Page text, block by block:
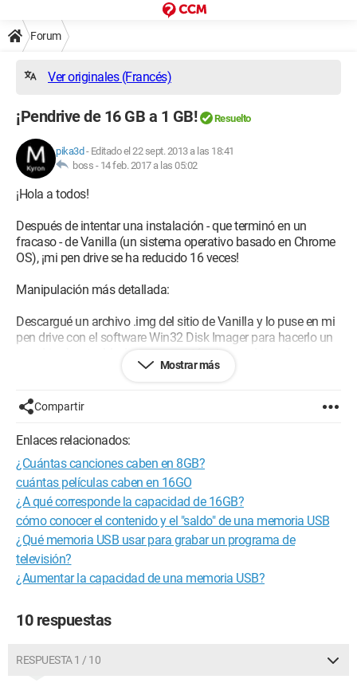
Forum
Ver originales (Francés)
¡Pendrive de 16 GB a 1 GB! Resuelto
pika3d - Editado el 22 sept. 2013 a las 18:41
boss - 14 feb. 2017 a las 05:02
¡Hola a todos!
Después de intentar una instalación - que terminó en un
fracaso - de Vanilla (un sistema operativo basado en Chrome
OS), ¡mi pen drive se ha reducido 16 veces!
Manipulación más detallada:
Descargué un archivo .img del sitio de Vanilla y lo puse en mi
pen drive con el software Win32 Disk Imager para hacerlo un
pen drive booteable. Luego conecté este pen drive a la
computadora que debía recibir Vanilla (entré en la BIOS, etc.),
tan genial de todas formas. Pero cuando vuelvo a conectar el
pen drive booteable a otra computadora, ¡desgracia!
formatear el pen drive antes de poder usarlo
Windows. Lo formateo, y constato el horror: el panel de
control indica que el tamaño del pen drive es de 0,99 Go.
¿Pero qué es este lío?! ¡Mi pen drive tenía 16 Go! ¿Qué es
esto? ¿Una partición oculta, un formateo corrupto...?
¿Cómo recuperar mis 16 Go :'(
¡Gracias a quien me explique cómo hacerlo!
Mostrar más
Compartir
Enlaces relacionados:
¿Cuántas canciones caben en 8GB?
cuántas películas caben en 16GO
¿A qué corresponde la capacidad de 16GB?
cómo conocer el contenido y el "saldo" de una memoria USB
¿Qué memoria USB usar para grabar un programa de
televisión?
¿Aumentar la capacidad de una memoria USB?
10 respuestas
RESPUESTA 1 / 10